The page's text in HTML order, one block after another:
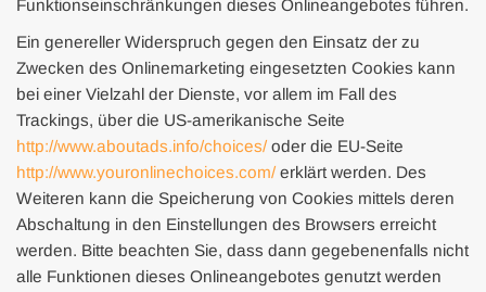
Funktionseinschränkungen dieses Onlineangebotes führen.
Ein genereller Widerspruch gegen den Einsatz der zu
Zwecken des Onlinemarketing eingesetzten Cookies kann
bei einer Vielzahl der Dienste, vor allem im Fall des
Trackings, über die US-amerikanische Seite
http://www.aboutads.info/choices/ oder die EU-Seite
http://www.youronlinechoices.com/ erklärt werden. Des
Weiteren kann die Speicherung von Cookies mittels deren
Abschaltung in den Einstellungen des Browsers erreicht
werden. Bitte beachten Sie, dass dann gegebenenfalls nicht
alle Funktionen dieses Onlineangebotes genutzt werden